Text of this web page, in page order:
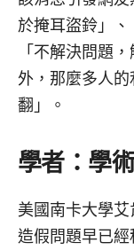
於掩耳盜鈴」、
「不解決問題
外，那麼多人
翻」。
學者：學
美國南卡大學
造假問題早已